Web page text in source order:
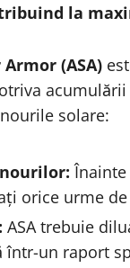
la
(ASA)
solare:
Înainte
orice urme
ASA trebuie
într-un raport